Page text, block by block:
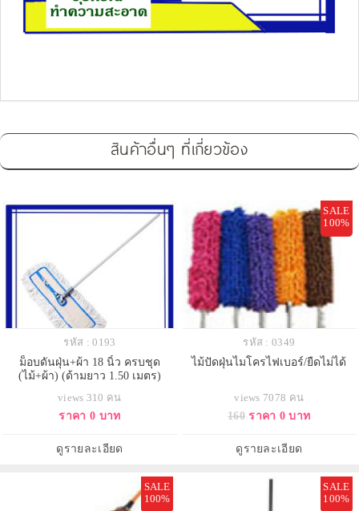
สินค้าอื่นๆ ที่เกี่ยวข้อง
รหัส : 0193
ม็อบดันฝุ่น+ผ้า 18 นิ้ว ครบชุด
(ไม้+ผ้า) (ด้ามยาว 1.50 เมตร)
views 310 คน
ราคา 0 บาท
ดูรายละเอียด
SALE
100%
รหัส : 0349
ไม้ปัดฝุ่นไมโครไฟเบอร์/ยืดไม่ได้
views 7078 คน
160 ราคา 0 บาท
ดูรายละเอียด
SALE
100%
SALE
100%